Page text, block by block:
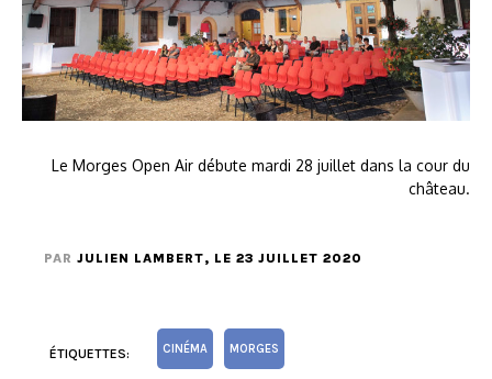
Le Morges Open Air débute mardi 28 juillet dans la cour du
château.
PAR JULIEN LAMBERT, LE 23 JUILLET 2020
ÉTIQUETTES: CINÉMA MORGES